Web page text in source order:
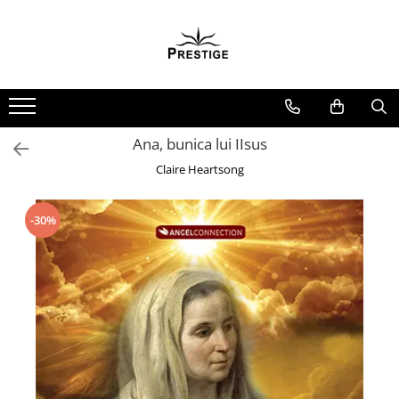
Noutati
Promotii
Pachete Speciale Carti
Spiritualitate - Ezoterism
Arte Divinatorii
Astrologie
Chiromantie
Dezvoltare Spirituala
KidConnection
Minte Corp
New Illuminati Files
Ana, bunica lui IIsus
Claire Heartsong
-30%